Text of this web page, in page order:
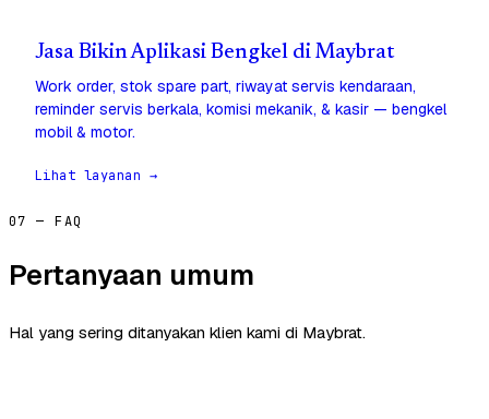
Jasa Bikin Aplikasi Bengkel di Maybrat
Work order, stok spare part, riwayat servis kendaraan,
reminder servis berkala, komisi mekanik, & kasir — bengkel
mobil & motor.
Lihat layanan →
07 — FAQ
Pertanyaan umum
Hal yang sering ditanyakan klien kami di Maybrat.